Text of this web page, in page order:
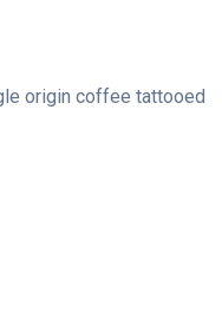
origin coffee tattooed